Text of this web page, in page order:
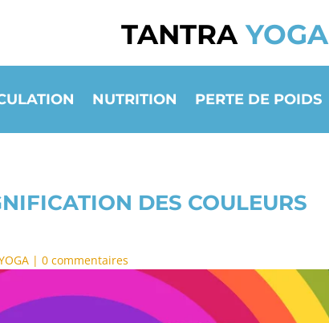
TANTRAYOGA
NUTRITION PERTE DE POIDS
DES COULEURS
|0 commentaires